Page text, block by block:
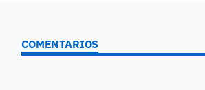
COMENTARIOS